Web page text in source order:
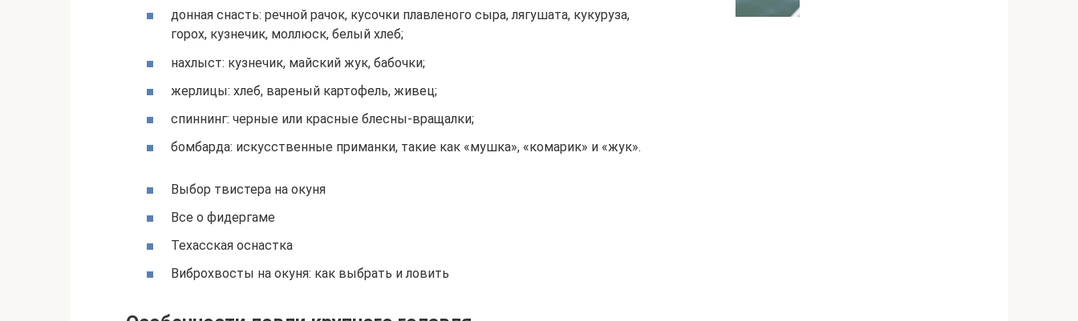
донная снасть: речной рачок, кусочки плавленого сыра, лягушата, кукуруза,
горох, кузнечик, моллюск, белый хлеб;
нахлыст: кузнечик, майский жук, бабочки;
жерлицы: хлеб, вареный картофель, живец;
спиннинг: черные или красные блесны-вращалки;
бомбарда: искусственные приманки, такие как «мушка», «комарик» и «жук».
Выбор твистера на окуня
Все о фидергаме
Техасская оснастка
Виброхвосты на окуня: как выбрать и ловить